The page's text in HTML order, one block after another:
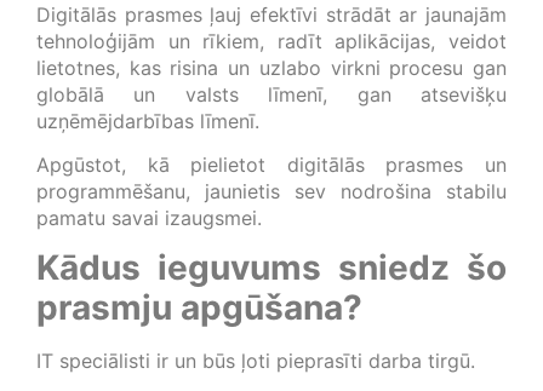
Digitālās prasmes ļauj efektīvi strādāt ar jaunajām
tehnoloģijām un rīkiem, radīt aplikācijas, veidot
lietotnes, kas risina un uzlabo virkni procesu gan
globālā un valsts līmenī, gan atsevišķu
uzņēmējdarbības līmenī.
Apgūstot, kā pielietot digitālās prasmes un
programmēšanu, jaunietis sev nodrošina stabilu
pamatu savai izaugsmei.
Kādus ieguvums sniedz šo
prasmju apgūšana?
IT speciālisti ir un būs ļoti pieprasīti darba tirgū.